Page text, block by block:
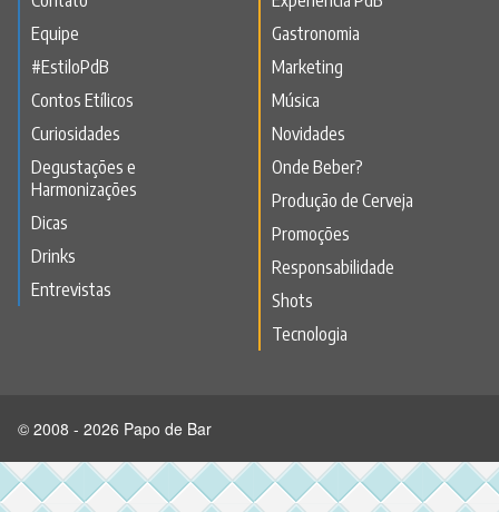
Equipe
#EstiloPdB
Contos Etílicos
Curiosidades
Degustações e
Harmonizações
Dicas
Drinks
Entrevistas
Gastronomia
Marketing
Música
Novidades
Onde Beber?
Produção de Cerveja
Promoções
Responsabilidade
Shots
Tecnologia
© 2008 - 2026 Papo de Bar